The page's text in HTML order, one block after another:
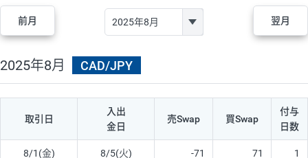
前月 翌月
2025年8月 CAD/JPY
取引日
入出
金日
売Swap 買Swap
付与
日数
8/1(金) 8/5(火) -71 71 1